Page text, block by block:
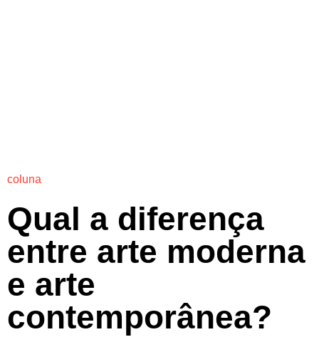
coluna
Qual a diferença
entre arte moderna
e arte
contemporânea?